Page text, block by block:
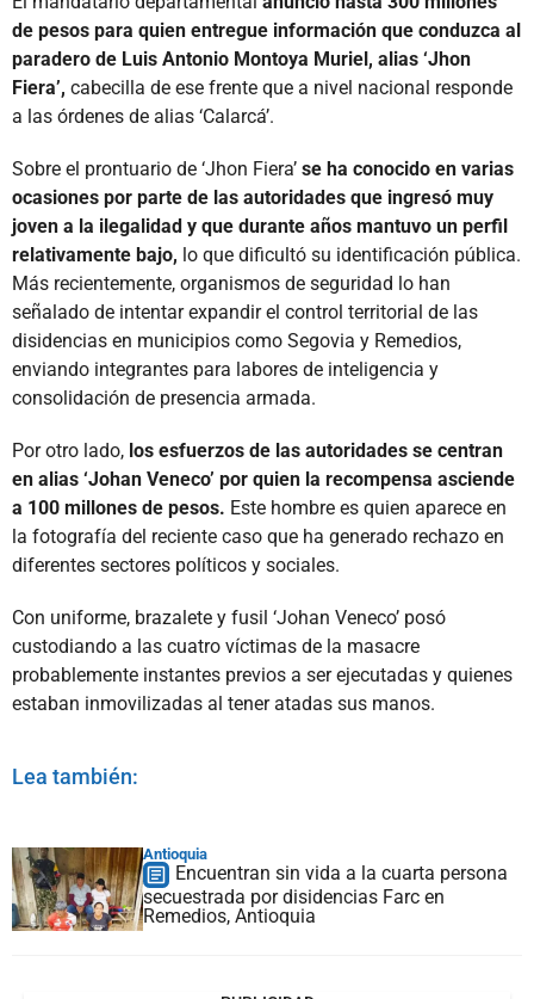
de pesos para quien entregue información que conduzca al
paradero de Luis Antonio Montoya Muriel, alias ‘Jhon
Fiera’, cabecilla de ese frente que a nivel nacional responde
a las órdenes de alias ‘Calarcá’.
Sobre el prontuario de ‘Jhon Fiera’ se ha conocido en varias
ocasiones por parte de las autoridades que ingresó muy
joven a la ilegalidad y que durante años mantuvo un perfil
relativamente bajo, lo que dificultó su identificación pública.
Más recientemente, organismos de seguridad lo han
señalado de intentar expandir el control territorial de las
disidencias en municipios como Segovia y Remedios,
enviando integrantes para labores de inteligencia y
consolidación de presencia armada.
Por otro lado, los esfuerzos de las autoridades se centran
en alias ‘Johan Veneco’ por quien la recompensa asciende
a 100 millones de pesos. Este hombre es quien aparece en
la fotografía del reciente caso que ha generado rechazo en
diferentes sectores políticos y sociales.
Con uniforme, brazalete y fusil ‘Johan Veneco’ posó
custodiando a las cuatro víctimas de la masacre
probablemente instantes previos a ser ejecutadas y quienes
estaban inmovilizadas al tener atadas sus manos.
Lea también:
Antioquia
Encuentran sin vida a la cuarta persona
secuestrada por disidencias Farc en
Remedios, Antioquia